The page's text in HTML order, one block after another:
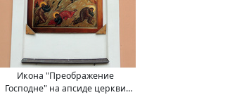
Икона "Преображение
Господне" на апсиде церкви